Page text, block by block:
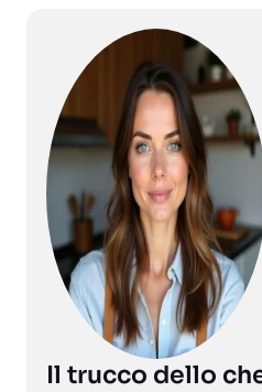
Il trucco dello